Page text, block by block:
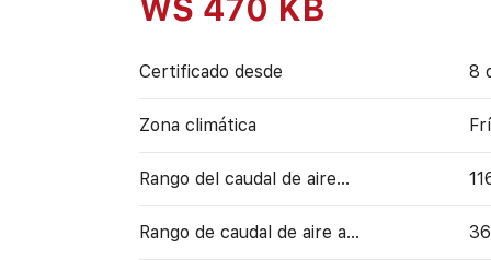
WS 470 KB
Certificado desde 8
Zona climática
Rango del caudal de aire...
Rango de caudal de aire a…